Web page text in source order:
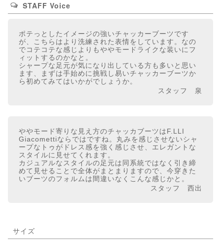
STAFF Voice
ポテっとしたイメージの強いチャッカーブーツです
が、こちらはより洗練された表情をしています。なの
でコテコテな感じよりもややモードライクな装いにフ
ィットするのかなと。
シャープな足元が気になり出している方も多いと思い
ます、まずは手始めに挑戦し易いチャッカーブーツか
ら初めてみてはいかがでしょうか。
スタッフ 泉
ややモード寄りな見え方のチャッカブーツはF.LLI
Giacomettiならではですね。丸みを感じさせないシャ
ープなトゥがドレス感を強く感じさせ、エレガントな
スタイルに見せてくれます。
カジュアルなスタイルの足元は同系統ではなく引き締
めて見せることで全体がまとまりますので、今穿きた
いブーツのフォルムは間違いなくこんな感じかと。
スタッフ 西出
サイズ